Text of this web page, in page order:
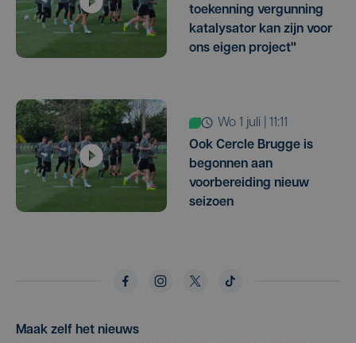
toekenning vergunning
katalysator kan zijn voor
ons eigen project"
wo 1 juli | 11:11
Ook Cercle Brugge is
begonnen aan
voorbereiding nieuw
seizoen
Maak zelf het nieuws